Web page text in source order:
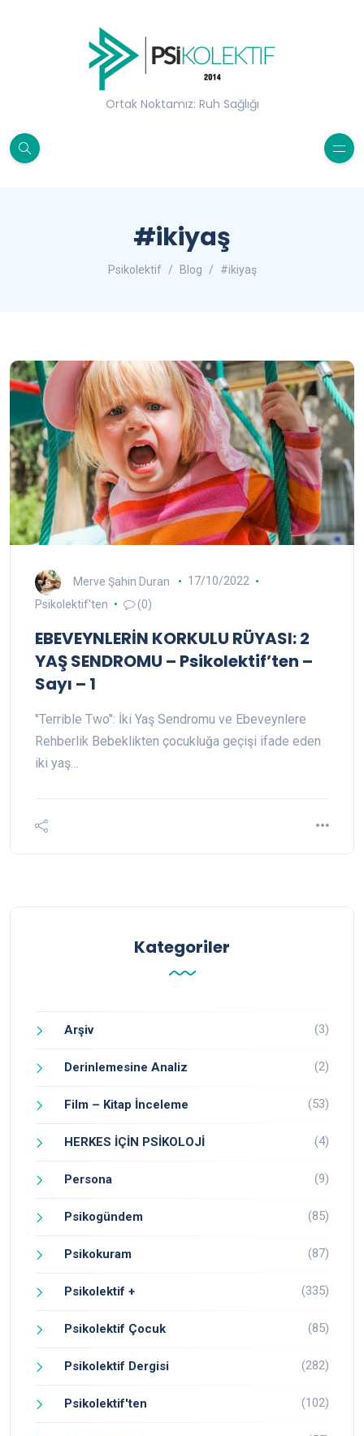
Ortak Noktamız: Ruh Sağlığı
#ikiyaş
Psikolektif Blog #ikiyaş
Merve Şahin Duran
17/10/2022
Psikolektif'ten
(0)
EBEVEYNLERİN KORKULU RÜYASI: 2
YAŞ SENDROMU – Psikolektif’ten –
Sayı – 1
"Terrible Two": İki Yaş Sendromu ve Ebeveynlere
Rehberlik Bebeklikten çocukluğa geçişi ifade eden
iki yaş…
Kategoriler
Arşiv (3)
Derinlemesine Analiz (2)
Film – Kitap İnceleme (53)
HERKES İÇİN PSİKOLOJİ (4)
Persona (9)
Psikogündem (85)
Psikokuram (87)
Psikolektif + (335)
Psikolektif Çocuk (85)
Psikolektif Dergisi (282)
Psikolektif'ten (102)